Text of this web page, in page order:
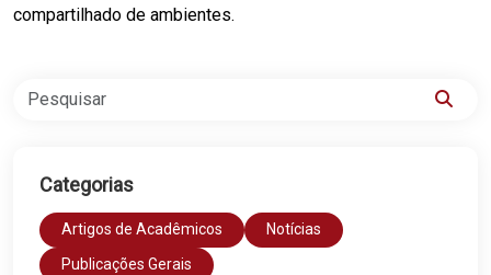
Categorias
Artigos de Acadêmicos
Notícias
Publicações Gerais
compartilhado de ambientes.